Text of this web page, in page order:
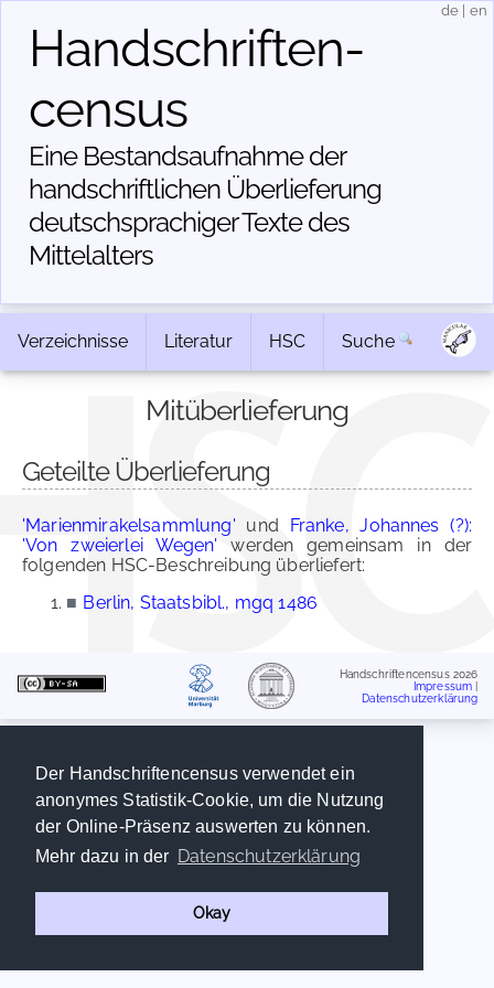
Der Handschriftencensus verwendet ein
anonymes Statistik-Cookie, um die Nutzung
der Online-Präsenz auswerten zu können.
Mehr dazu in der Datenschutzerklärung
Okay
Handschriften­
census
Eine Bestandsaufnahme der
handschriftlichen Über­lieferung
deutschsprachiger Texte des
Mittelalters
de en
Verzeichnisse Literatur HSC Suche
Mitüberlieferung
Geteilte Überlieferung
'Marienmirakelsammlung' und Franke, Johannes (?):
'Von zweierlei Wegen' werden gemeinsam in der
folgenden HSC-Beschreibung überliefert:
■ Berlin, Staatsbibl., mgq 1486
Handschriftencensus 2026
Impressum
Datenschutzerklärung